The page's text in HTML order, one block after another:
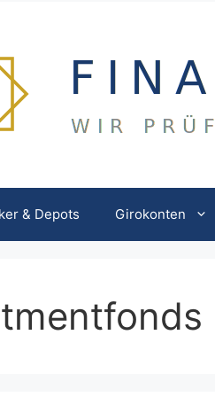
& Depots Girokonten